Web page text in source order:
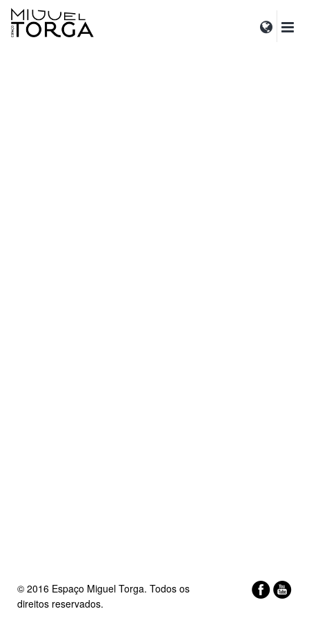
© 2016 Espaço Miguel Torga. Todos os
direitos reservados.